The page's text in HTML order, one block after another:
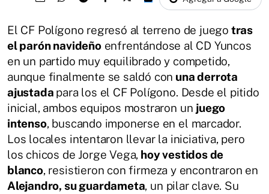
El CF Polígono regresó al terreno de juego tras
el parón navideñoenfrentándose al CD Yuncos
en un partido muy equilibrado y competido,
aunque finalmente se saldó con una derrota
ajustada para los el CF Polígono. Desde el pitido
inicial, ambos equipos mostraron un juego
intenso, buscando imponerse en el marcador.
Los locales intentaron llevar la iniciativa, pero
los chicos de Jorge Vega, hoy vestidos de
blanco, resistieron con firmeza y encontraron en
Alejandro, su guardameta, un pilar clave. Su